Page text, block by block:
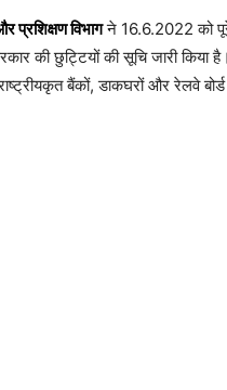
प्रशिक्षण विभागने 16.6.2022 को पूरे
की छुट्टियों की सूचि जारी
बैंकों, डाकघरों और रेलवे